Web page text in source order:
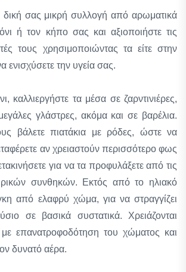
δική σας μικρή συλλογή από αρωματικά
ή τον κήπο σας και αξιοποιήστε τις
τους χρησιμοποιώντας τα είτε στην
ενισχύσετε την υγεία σας.
καλλιεργήστε τα μέσα σε ζαρντινιέρες,
γλάστρες, ακόμα και σε βαρέλια.
βάλετε πιατάκια με ρόδες, ώστε να
αν χρειαστούν περισσότερο φως
για να τα προφυλάξετε από τις
συνθηκών. Εκτός από το ηλιακό
από ελαφρύ χώμα, για να στραγγίζει
σε βασικά συστατικά. Χρειάζονται
επανατροφοδότηση του χώματος και
δυνατό αέρα.